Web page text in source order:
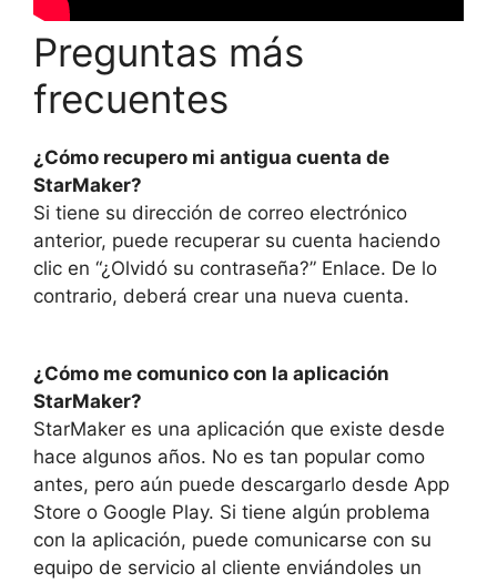
Preguntas más
frecuentes
¿Cómo recupero mi antigua cuenta de
StarMaker?
Si tiene su dirección de correo electrónico
anterior, puede recuperar su cuenta haciendo
clic en “¿Olvidó su contraseña?” Enlace. De lo
contrario, deberá crear una nueva cuenta.
¿Cómo me comunico con la aplicación
StarMaker?
StarMaker es una aplicación que existe desde
hace algunos años. No es tan popular como
antes, pero aún puede descargarlo desde App
Store o Google Play. Si tiene algún problema
con la aplicación, puede comunicarse con su
equipo de servicio al cliente enviándoles un